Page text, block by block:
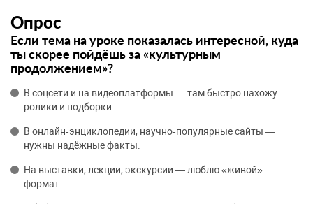
Опрос
Если тема на уроке показалась интересной, куда
ты скорее пойдёшь за «культурным
продолжением»?
В соцсети и на видеоплатформы — там быстро нахожу
ролики и подборки.
В онлайн‑энциклопедии, научно‑популярные сайты —
нужны надёжные факты.
На выставки, лекции, экскурсии — люблю «живой»
формат.